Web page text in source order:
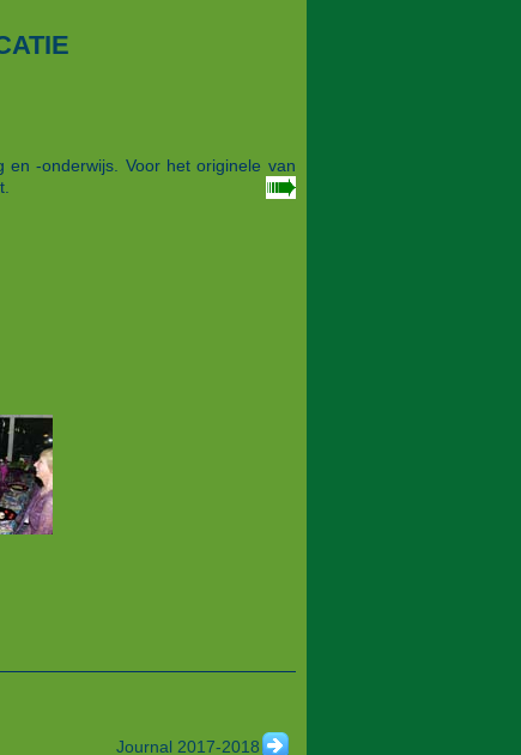
-onderwijs. Voor het originele van
Journal 2017-2018